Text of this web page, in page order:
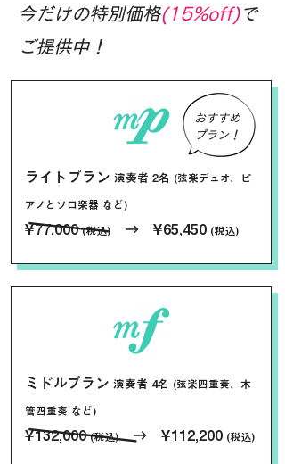
​今だけの特別価格(15%off)で
ご提供中！
ライトプラン 演奏者 2名 (弦楽デュオ、ピ
アノとソロ楽器 など)
¥77,000(税込) → ¥65,450 (税込)
─​─​─​
ミドルプラン 演奏者 4名 (弦楽四重奏、木
管四重奏 など)
¥132,000(税込)→ ¥112,200 (税込)
────
おすすめ
​プラン！